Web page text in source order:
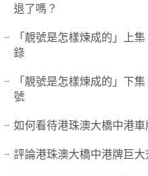
退了嗎？
「靚號是怎樣煉成的」上
錄
「靚號是怎樣煉成的」下
號
如何看待港珠澳大橋中港車
評論港珠澳大橋中港牌巨大